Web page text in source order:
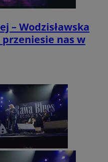
– Wodzisławska
nas w